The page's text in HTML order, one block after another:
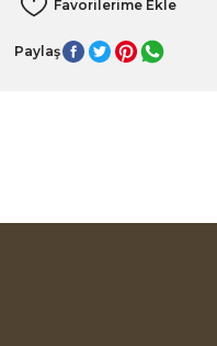
Paylaş